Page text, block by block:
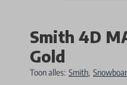
Smith 4D
Gold
Toon alles: Smith,